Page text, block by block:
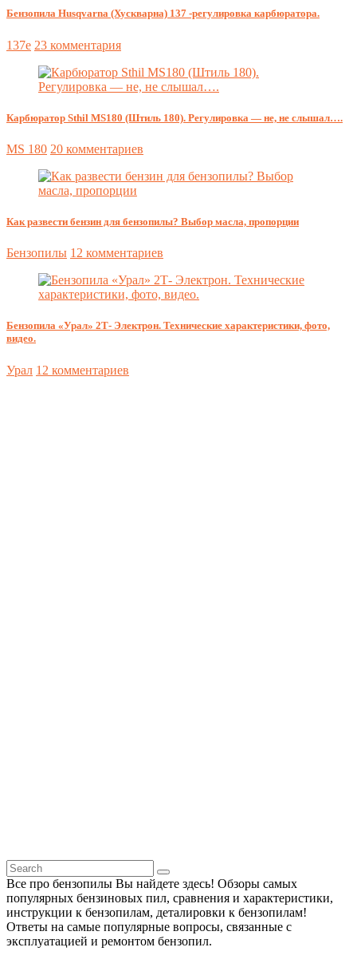
Бензопила Husqvarna (Хускварна) 137 -регулировка карбюратора.
137e 23 комментария
Карбюратор Sthil MS180 (Штиль 180). Регулировка — не, не слышал….
MS 180 20 комментариев
Как развести бензин для бензопилы? Выбор масла, пропорции
Бензопилы 12 комментариев
Бензопила «Урал» 2Т- Электрон. Технические характеристики, фото,
видео.
Урал 12 комментариев
Все про бензопилы Вы найдете здесь! Обзоры самых
популярных бензиновых пил, сравнения и характеристики,
инструкции к бензопилам, деталировки к бензопилам!
Ответы на самые популярные вопросы, связанные с
эксплуатацией и ремонтом бензопил.